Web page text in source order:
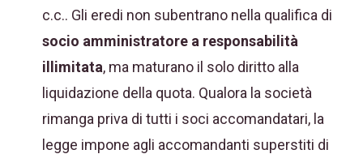
c.c.. Gli eredi non subentrano nella qualifica di
socio amministratore a responsabilità
illimitata, ma maturano il solo diritto alla
liquidazione della quota. Qualora la società
rimanga priva di tutti i soci accomandatari, la
legge impone agli accomandanti superstiti di